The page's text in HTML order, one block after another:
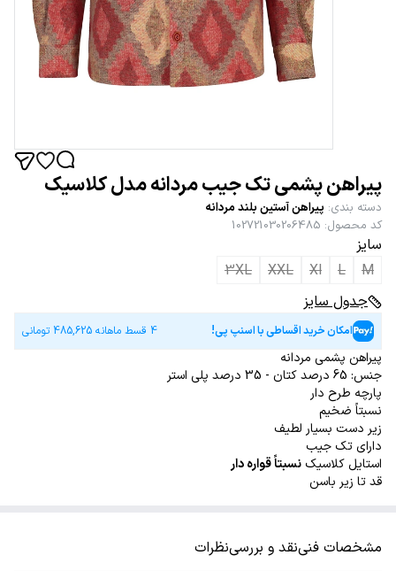
پیراهن پشمی تک جیب مردانه مدل کلاسیک
دسته بندی: پیراهن آستین بلند مردانه
کد محصول:
102721030206485
سایز
M
L
Xl
XXL
3XL
جدول سایز
امکان خرید اقساطی با اسنپ پی! 4 قسط ماهانه 485,625 تومانی
پیراهن پشمی مردانه
جنس: 65 درصد کتان - 35 درصد پلی استر
پارچه طرح دار
نسبتاً ضخیم
زیر دست بسیار لطیف
دارای تک جیب
استایل کلاسیک نسبتاً قواره دار
قد تا زیر باسن
مشخصات فنینقد و بررسینظرات